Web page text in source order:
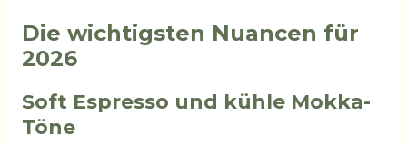
Die wichtigsten Nuancen für
2026
Soft Espresso und kühle Mokka-
Töne